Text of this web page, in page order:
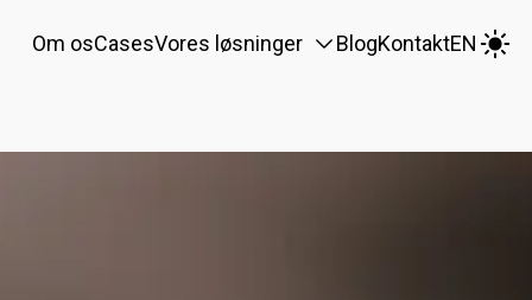
Om osCasesVores løsninger BlogKontaktEN